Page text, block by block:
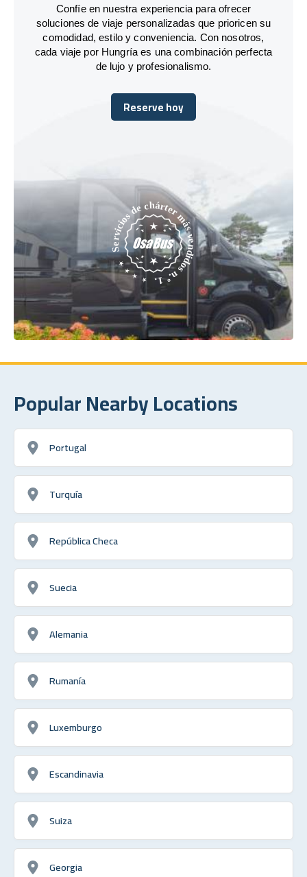
Confíe en nuestra experiencia para ofrecer
soluciones de viaje personalizadas que prioricen su
comodidad, estilo y conveniencia. Con nosotros,
cada viaje por Hungría es una combinación perfecta
de lujo y profesionalismo.
Reserve hoy
Reserve hoy
Popular Nearby Locations
Portugal
Turquía
República Checa
Suecia
Alemania
Rumanía
Luxemburgo
Escandinavia
Suiza
Georgia